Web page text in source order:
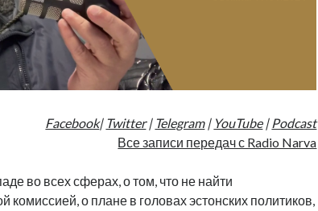
Facebook| Twitter| Telegram| YouTube| Podcast
Все записи передач с Radio Narva
во всех сферах, о том, что не найти
комиссией, о плане в головах эстонских политиков,